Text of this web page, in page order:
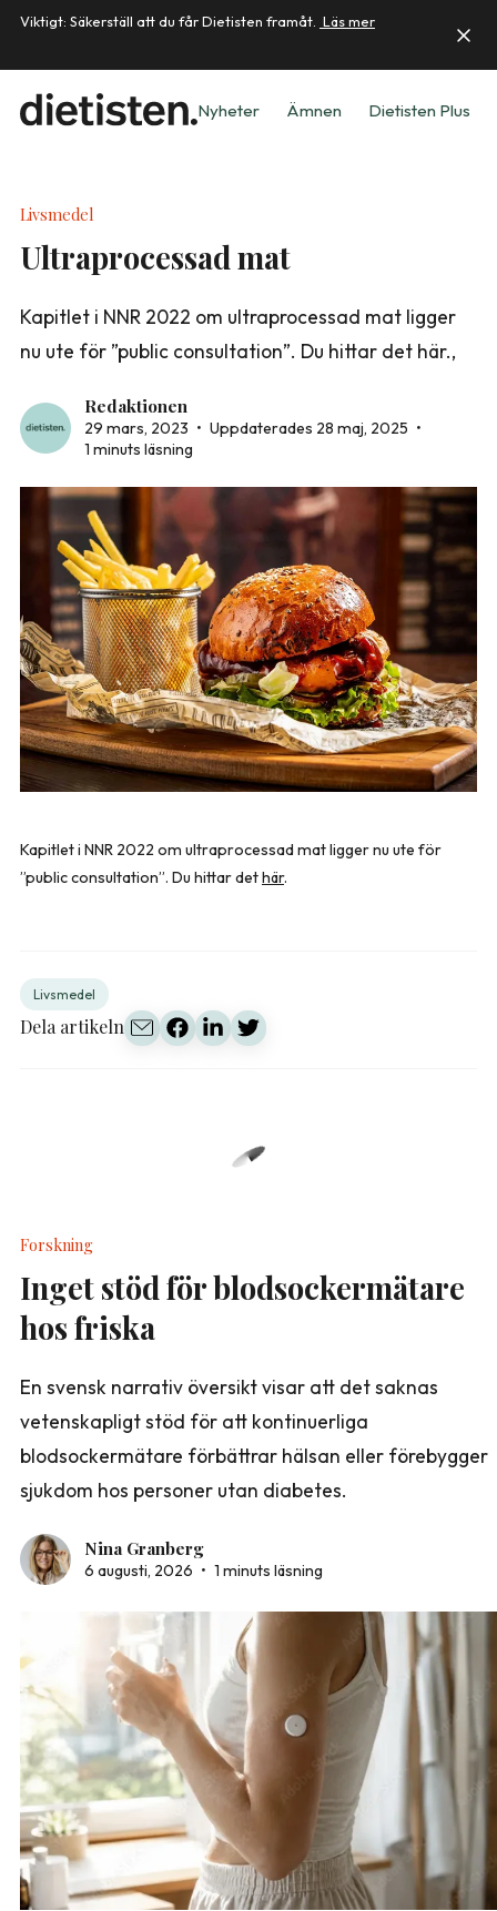
Viktigt: Säkerställ att du får Dietisten framåt. Läs mer
Nyheter Ämnen Dietisten Plus
Livsmedel
Ultraprocessad mat
Kapitlet i NNR 2022 om ultraprocessad mat ligger
nu ute för ”public consultation”. Du hittar det här.,
Redaktionen
29 mars, 2023 • Uppdaterades 28 maj, 2025 •
1 minuts läsning
Kapitlet i NNR 2022 om ultraprocessad mat ligger nu ute för
”public consultation”. Du hittar dethär.
Livsmedel
Dela artikeln
Forskning
Inget stöd för blodsockermätare
hos friska
En svensk narrativ översikt visar att det saknas
vetenskapligt stöd för att kontinuerliga
blodsockermätare förbättrar hälsan eller förebygger
sjukdom hos personer utan diabetes.
Nina Granberg
6 augusti, 2026 • 1 minuts läsning